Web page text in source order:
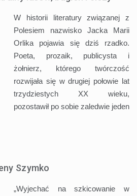
W historii literatury związanej z
Polesiem nazwisko Jacka Marii
Orlika pojawia się dziś rzadko.
Poeta, prozaik, publicysta i
żołnierz, którego twórczość
rozwijała się w drugiej połowie lat
trzydziestych XX wieku,
pozostawił po sobie zaledwie jeden
Szymko
„Wyjechać na szkicowanie w